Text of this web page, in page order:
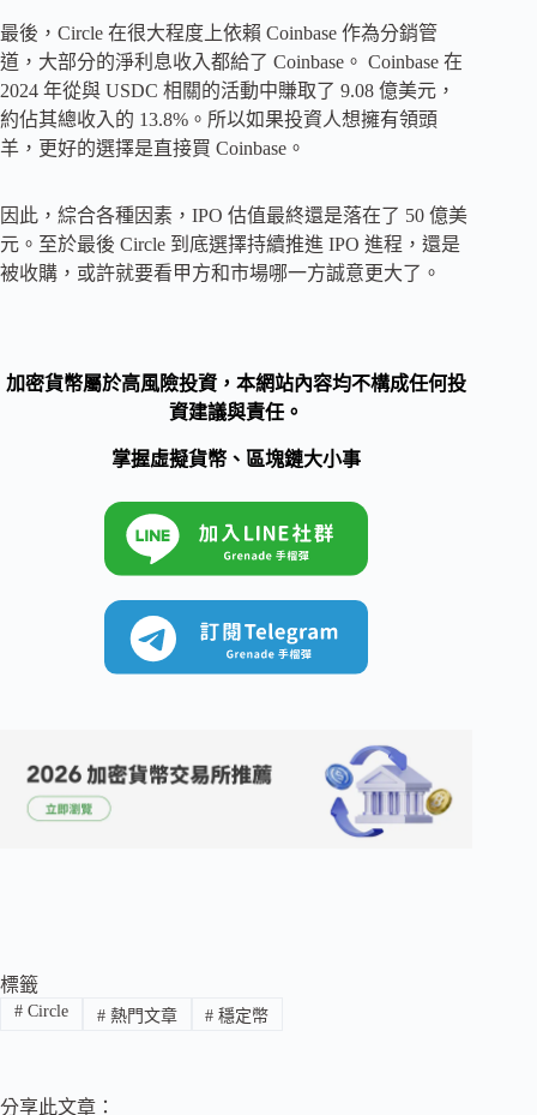
最後，Circle 在很大程度上依賴 Coinbase 作為分銷管
道，大部分的淨利息收入都給了 Coinbase。 Coinbase 在
2024 年從與 USDC 相關的活動中賺取了 9.08 億美元，
約佔其總收入的 13.8%。所以如果投資人想擁有領頭
羊，更好的選擇是直接買 Coinbase。
因此，綜合各種因素，IPO 估值最終還是落在了 50 億美
元。至於最後 Circle 到底選擇持續推進 IPO 進程，還是
被收購，或許就要看甲方和市場哪一方誠意更大了。
加密貨幣屬於高風險投資，本網站內容均不構成任何投
資建議與責任。
掌握虛擬貨幣、區塊鏈大小事
標籤
#Circle #熱門文章 # 穩定幣
分享此文章：